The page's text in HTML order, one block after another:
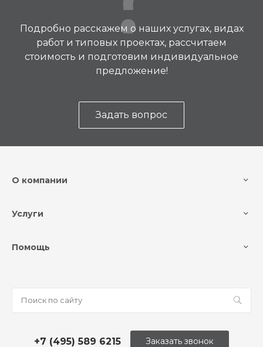
Подробно расскажем о наших услугах, видах
работ и типовых проектах, рассчитаем
стоимость и подготовим индивидуальное
предложение!
Задать вопрос
О компании
Услуги
Помощь
+7 (495) 589 6215 Заказать звонок